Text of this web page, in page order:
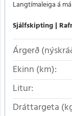
Langtímaleiga á
Sjálfskipting
Árgerð
Ekinn (km):
Litur:
Dráttargeta